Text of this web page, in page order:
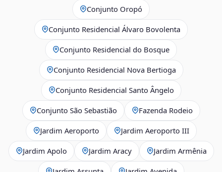
Conjunto Oropó
Conjunto Residencial Álvaro Bovolenta
Conjunto Residencial do Bosque
Conjunto Residencial Nova Bertioga
Conjunto Residencial Santo Ângelo
Conjunto São Sebastião Fazenda Rodeio
Jardim Aeroporto Jardim Aeroporto III
Jardim Apolo Jardim Aracy Jardim Armênia